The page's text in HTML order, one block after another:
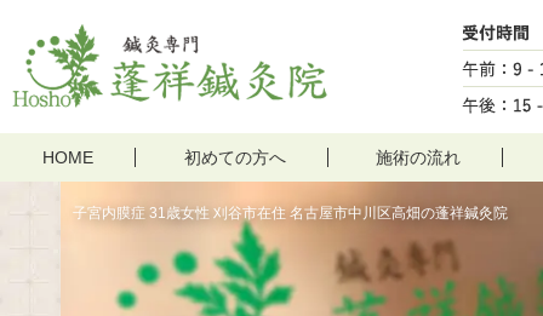
子宮内膜症 31歳女性 刈谷市在住 名古屋市中川区高畑の蓬祥鍼灸院
HOME 初めての方へ 施術の流れ